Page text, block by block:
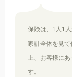
保険は、1人1人
家計全体を見
上、お客様に
す。